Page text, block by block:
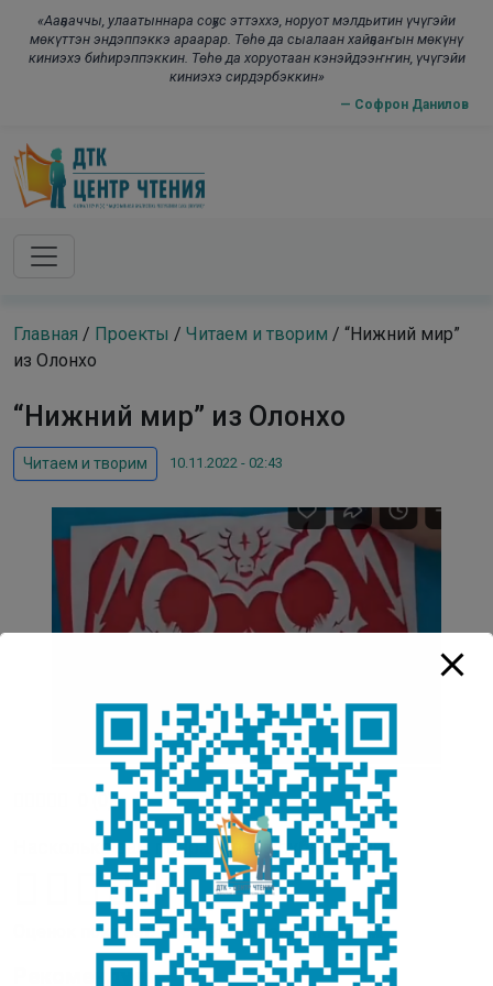
«Ааҕааччы, улаатыннара соҕус эттэххэ, норуот мэлдьитин үчүгэйи
мөкүттэн эндэппэккэ араарар. Төһө да сыалаан хайҕааҥын мөкүнү
киниэхэ биһирэппэккин. Төһө да хоруотаан кэнэйдээҥҥин, үчүгэйи
киниэхэ сирдэрбэккин»
— Софрон Данилов
Skip to main content
Главная / Проекты / Читаем и творим / “Нижний мир”
из Олонхо
“Нижний мир” из Олонхо
Читаем и творим 10.11.2022 - 02:43
)
Насколько вам понравилась публикация?
Оценок пока нет. Поставьте оценку первым.
Рекомендуем: